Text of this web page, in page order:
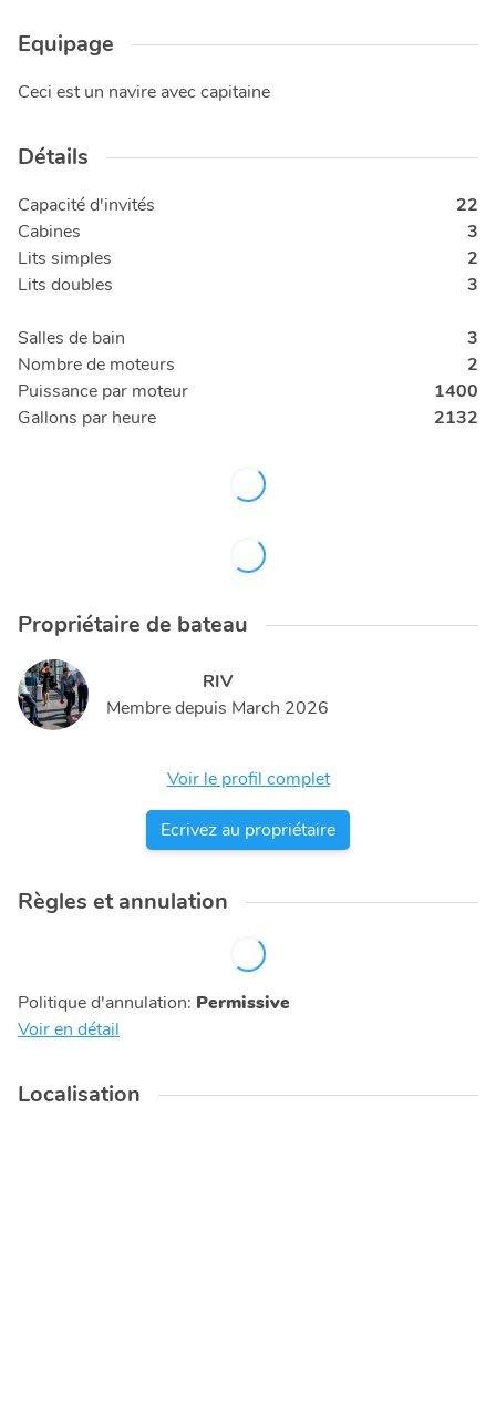
Equipage
Ceci est un navire avec capitaine
Détails
Capacité d'invités
22
Cabines
3
Lits simples
2
Lits doubles
3
Salles de bain
3
Nombre de moteurs
2
Puissance par moteur
1400
Gallons par heure
2132
Propriétaire de bateau
RIV
Membre depuis March 2026
Voir le profil complet
Ecrivez au propriétaire
Règles et annulation
Politique d'annulation: Permissive
Voir en détail
Localisation